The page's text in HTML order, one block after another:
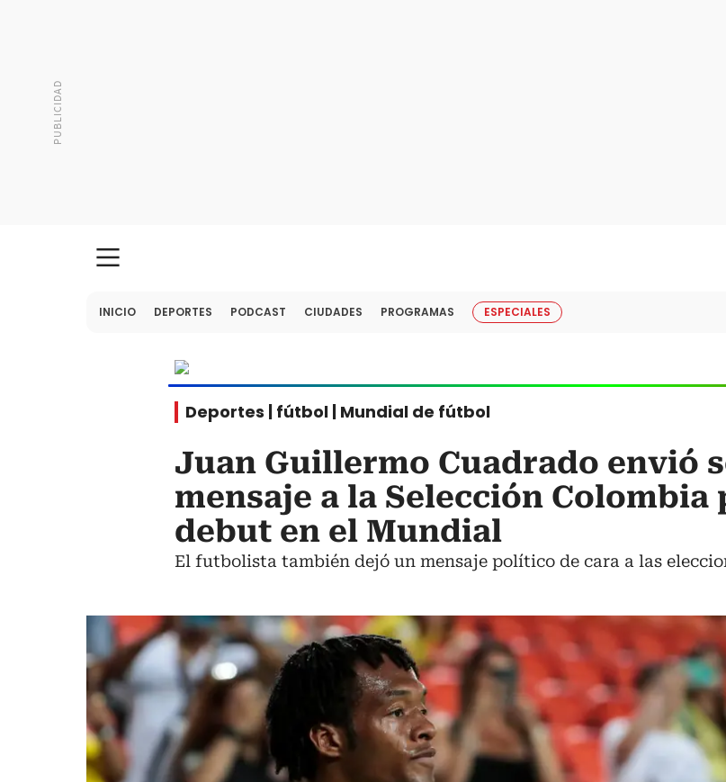
INICIO DEPORTES PODCAST CIUDADES PROGRAMAS ESPECIALES
Deportes | fútbol | Mundial de fútbol
Juan Guillermo Cuadrado envió
mensaje a la Selección Colombia
debut en el Mundial
El futbolista también dejó un mensaje político de cara a las